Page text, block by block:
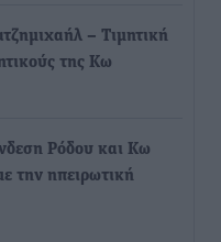
– Τιμητική
της Κω
Ρόδου και Κω
την ηπειρωτική